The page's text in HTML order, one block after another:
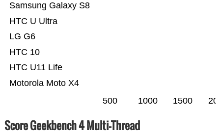
Motorola Moto X4
HTC U11 Life
HTC 10
LG G6
HTC U Ultra
Samsung Galaxy S8
500 1000 1500
Score Geekbench 4 Multi-Thread